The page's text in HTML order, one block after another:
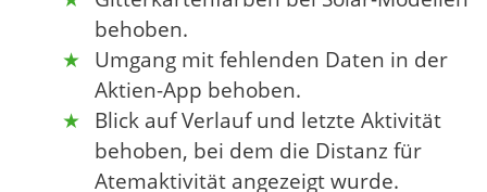
behoben.
Umgang mit fehlenden Daten in der
Aktien-App behoben.
Blick auf Verlauf und letzte Aktivität
behoben, bei dem die Distanz für
Atemaktivität angezeigt wurde.